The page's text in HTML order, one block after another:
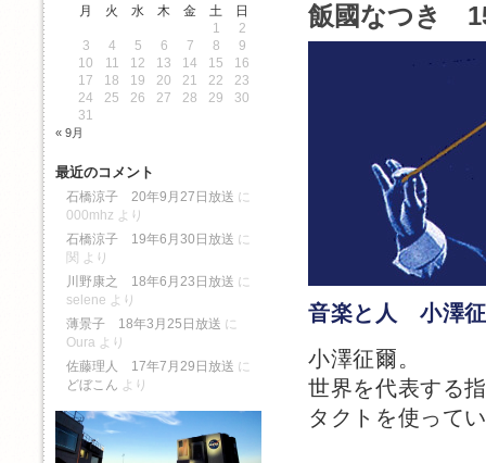
飯國なつき
音楽と人 小澤
小澤征爾。
世界を代表する
タクトを使って
月 火 水 木 金 土
日
1
2
3
4 5 6 7 8
9
10
11 12 13 14 15
16
17
18 19 20 21 22
23
24
25 26 27 28 29
30
31
« 9月
最近のコメント
石橋涼子 20年9月27日放送 に
000mhz より
石橋涼子 19年6月30日放送 に
関 より
川野康之 18年6月23日放送 に
selene より
薄景子 18年3月25日放送 に
Oura より
佐藤理人 17年7月29日放送 に
どぼこん より